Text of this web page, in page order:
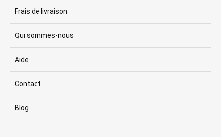
Frais de livraison
Qui sommes-nous
Aide
Contact
Blog